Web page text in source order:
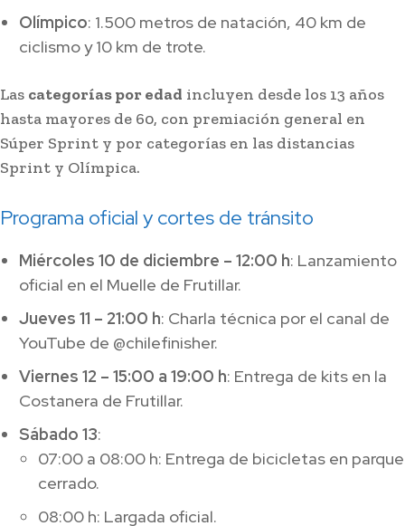
Olímpico: 1.500 metros de natación, 40 km de
ciclismo y 10 km de trote.
Las categorías por edad incluyen desde los 13 años
hasta mayores de 60, con premiación general en
Súper Sprint y por categorías en las distancias
Sprint y Olímpica.
Programa oficial y cortes de tránsito
Miércoles 10 de diciembre – 12:00 h: Lanzamiento
oficial en el Muelle de Frutillar.
Jueves 11 – 21:00 h: Charla técnica por el canal de
YouTube de @chilefinisher.
Viernes 12 – 15:00 a 19:00 h: Entrega de kits en la
Costanera de Frutillar.
Sábado 13:
07:00 a 08:00 h: Entrega de bicicletas en parque
cerrado.
08:00 h: Largada oficial.